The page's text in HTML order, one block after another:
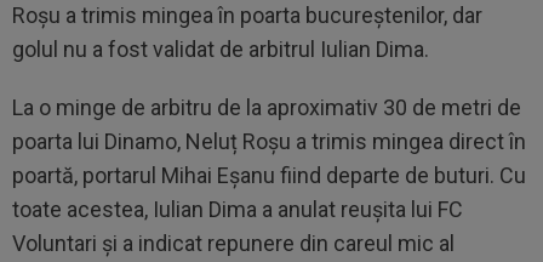
Roșu a trimis mingea în poarta bucureștenilor, dar
golul nu a fost validat de arbitrul Iulian Dima.
La o minge de arbitru de la aproximativ 30 de metri de
poarta lui Dinamo, Neluț Roșu a trimis mingea direct în
poartă, portarul Mihai Eșanu fiind departe de buturi. Cu
toate acestea, Iulian Dima a anulat reușita lui FC
Voluntari și a indicat repunere din careul mic al